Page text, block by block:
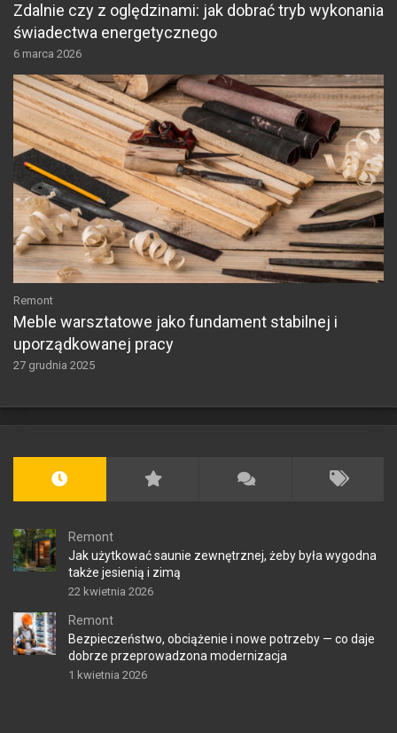
Zdalnie czy z oględzinami: jak dobrać tryb wykonania
świadectwa energetycznego
6 marca 2026
Remont
Meble warsztatowe jako fundament stabilnej i
uporządkowanej pracy
27 grudnia 2025
Remont
Jak użytkować saunie zewnętrznej, żeby była wygodna
także jesienią i zimą
22 kwietnia 2026
Remont
Bezpieczeństwo, obciążenie i nowe potrzeby — co daje
dobrze przeprowadzona modernizacja
1 kwietnia 2026